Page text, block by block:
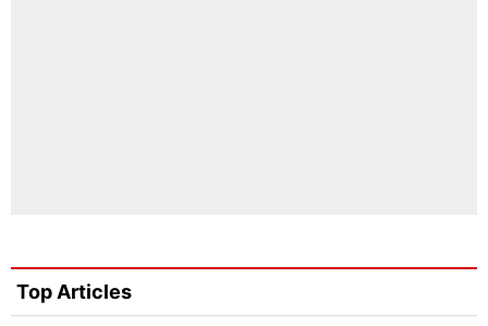
Top Articles